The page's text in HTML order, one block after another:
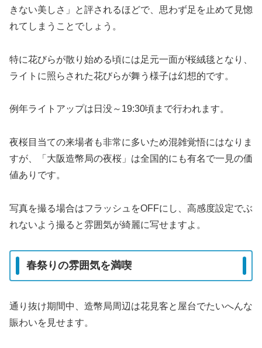
きない美しさ」と評されるほどで、思わず足を止めて見惚
れてしまうことでしょう。
特に花びらが散り始める頃には足元一面が桜絨毯となり、
ライトに照らされた花びらが舞う様子は幻想的です。
例年ライトアップは日没～19:30頃まで行われます。
夜桜目当ての来場者も非常に多いため混雑覚悟にはなりま
すが、「大阪造幣局の夜桜」は全国的にも有名で一見の価
値ありです。
写真を撮る場合はフラッシュをOFFにし、高感度設定でぶ
れないよう撮ると雰囲気が綺麗に写せますよ。
春祭りの雰囲気を満喫
通り抜け期間中、造幣局周辺は花見客と屋台でたいへんな
賑わいを見せます。